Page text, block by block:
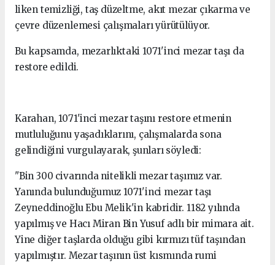
liken temizliği, taş düzeltme, akıt mezar çıkarma ve
çevre düzenlemesi çalışmaları yürütülüyor.
Bu kapsamda, mezarlıktaki 1071'inci mezar taşı da
restore edildi.
Karahan, 1071'inci mezar taşını restore etmenin
mutluluğunu yaşadıklarını, çalışmalarda sona
gelindiğini vurgulayarak, şunları söyledi:
"Bin 300 civarında nitelikli mezar taşımız var.
Yanında bulunduğumuz 1071'inci mezar taşı
Zeyneddinoğlu Ebu Melik'in kabridir. 1182 yılında
yapılmış ve Hacı Miran Bin Yusuf adlı bir mimara ait.
Yine diğer taşlarda olduğu gibi kırmızı tüf taşından
yapılmıştır. Mezar taşının üst kısmında rumi